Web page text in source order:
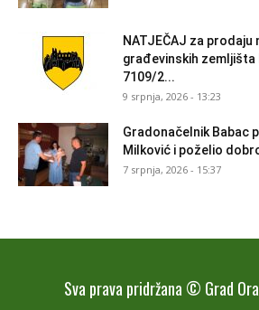
NATJEČAJ za prodaju
građevinskih zemljišta
7109/2...
9 srpnja, 2026 - 13:23
Gradonačelnik Babac
Milković i poželio
7 srpnja, 2026 - 15:37
Sva prava pridržana © Grad